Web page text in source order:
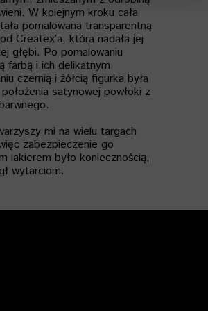
W kolejnym kroku cała
pomalowana transparentną
Createx’a, która nadała jej
głębi. Po pomalowaniu
farbą i ich delikatnym
czernią i żółcią figurka była
satynowej powłoki z
mi na wielu targach
zabezpieczenie go
lakierem było koniecznością,
wytarciom.